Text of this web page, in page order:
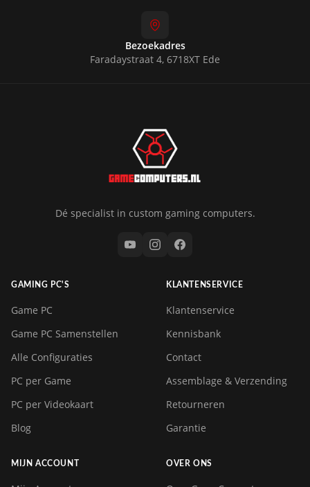
Bezoekadres
Faradaystraat 4, 6718XT Ede
Dé specialist in custom gaming computers.
GAMING PC'S
Game PC
Game PC Samenstellen
Alle Configuraties
PC per Game
PC per Videokaart
Blog
KLANTENSERVICE
Klantenservice
Kennisbank
Contact
Assemblage & Verzending
Retourneren
Garantie
MIJN ACCOUNT OVER ONS